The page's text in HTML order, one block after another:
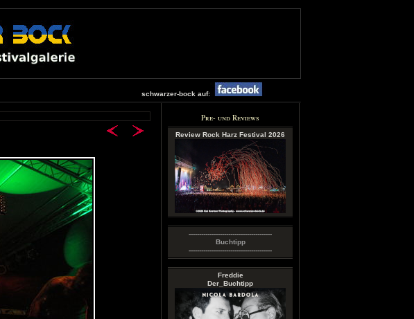
schwarzer-bock auf:
Pre- und Reviews
Review Rock Harz Festival 2026
----------------------------------------
Buchtipp
----------------------------------------
Freddie
Der_Buchtipp